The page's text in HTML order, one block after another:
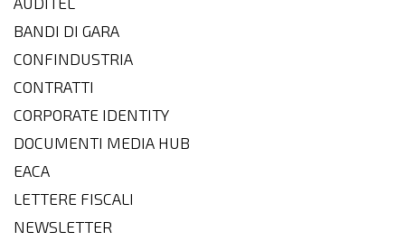
BANDI DI GARA
CONFINDUSTRIA
CONTRATTI
CORPORATE IDENTITY
DOCUMENTI MEDIA HUB
EACA
LETTERE FISCALI
NEWSLETTER